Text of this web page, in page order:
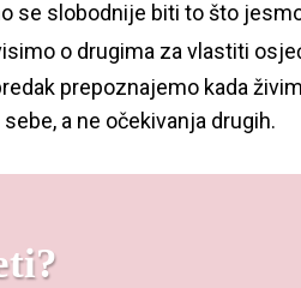
se slobodnije biti to što
o drugima za vlastiti
prepoznajemo kada
a ne očekivanja drugih.